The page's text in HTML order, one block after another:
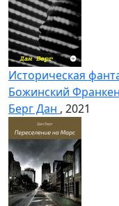
Историческая
Божинский
Берг Дан , 2021